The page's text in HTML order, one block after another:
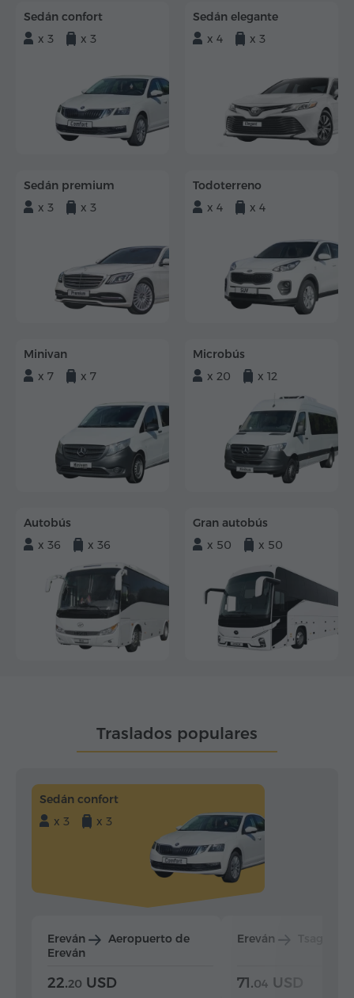
Sedán confort
x 3
x 3
Sedán elegante
x 4
x 3
Sedán premium
x 3
x 3
Todoterreno
x 4
x 4
Minivan
x 7
x 7
Microbús
x 20
x 12
Autobús
x 36
x 36
Gran autobús
x 50
x 50
Traslados populares
Sedán confort
x 3
x 3
Ereván
Aeropuerto de
Ereván
22.20 USD
Ereván
71.04 USD